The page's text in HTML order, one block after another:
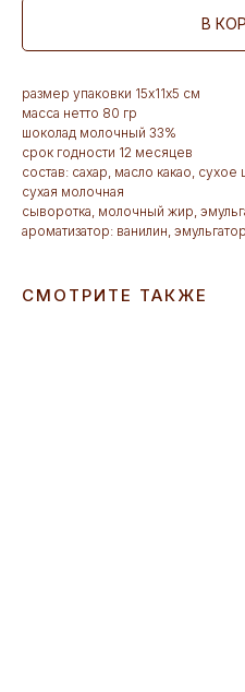
В
размер упаковки 15х11х5 см
масса нетто 80 гр
шоколад молочный 33%
срок годности 12 месяцев
состав: сахар, масло какао,
сухая молочная
сыворотка, молочный жир,
ароматизатор: ванилин,
СМОТРИТЕ ТАКЖЕ